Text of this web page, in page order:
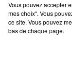
Vous pouvez accepter
mes choix". Vous
ce site. Vous pouvez
bas de chaque page.